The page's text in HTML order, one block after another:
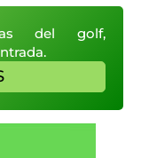
del golf,